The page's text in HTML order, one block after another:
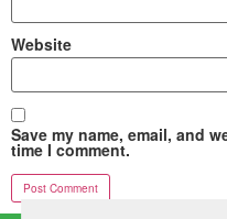
Website
Save my name, email, and
time I comment.